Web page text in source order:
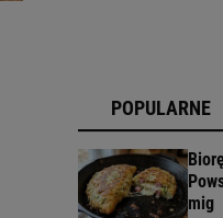
POPULARNE
mig